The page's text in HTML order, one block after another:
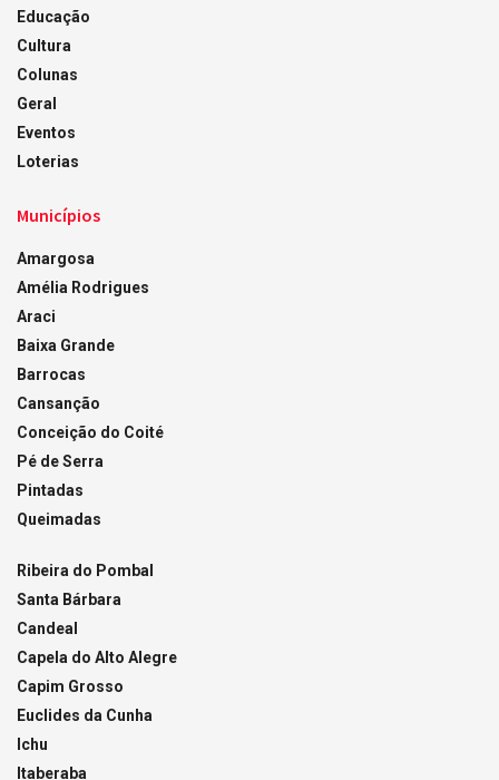
Educação
Cultura
Colunas
Geral
Eventos
Loterias
Municípios
Amargosa
Amélia Rodrigues
Araci
Baixa Grande
Barrocas
Cansanção
Conceição do Coité
Pé de Serra
Pintadas
Queimadas
Ribeira do Pombal
Santa Bárbara
Candeal
Capela do Alto Alegre
Capim Grosso
Euclides da Cunha
Ichu
Itaberaba